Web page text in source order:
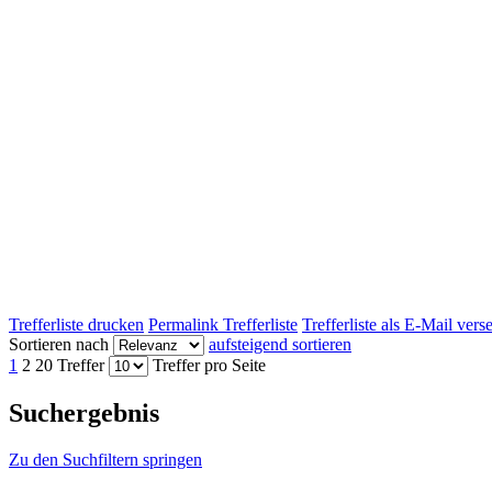
Trefferliste drucken Permalink Trefferliste Trefferliste als E-Mail
Sortieren nach
aufsteigend sortieren
1 2 20 Treffer Treffer pro Seite
Suchergebnis
Zu den Suchfiltern springen